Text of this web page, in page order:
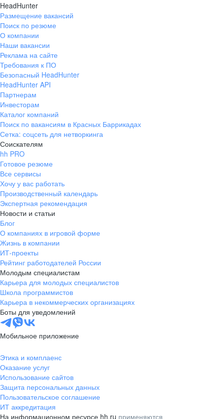
HeadHunter
Размещение вакансий
Поиск по резюме
О компании
Наши вакансии
Реклама на сайте
Требования к ПО
Безопасный HeadHunter
HeadHunter API
Партнерам
Инвесторам
Каталог компаний
Поиск по вакансиям в Красных Баррикадах
Сетка: соцсеть для нетворкинга
Соискателям
hh PRO
Готовое резюме
Все сервисы
Хочу у вас работать
Производственный календарь
Экспертная рекомендация
Новости и статьи
Блог
О компаниях в игровой форме
Жизнь в компании
ИТ-проекты
Рейтинг работодателей России
Молодым специалистам
Карьера для молодых специалистов
Школа программистов
Карьера в некоммерческих организациях
Боты для уведомлений
Мобильное приложение
Этика и комплаенс
Оказание услуг
Использование сайтов
Защита персональных данных
Пользовательское соглашение
ИТ аккредитация
На информационном ресурсе hh.ru применяются